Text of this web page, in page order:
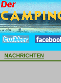
NACHRICHTEN